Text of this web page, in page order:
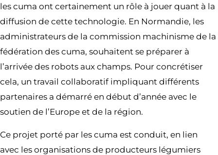
les cuma ont certainement un rôle à jouer quant à la
diffusion de cette technologie. En Normandie, les
administrateurs de la commission machinisme de la
fédération des cuma, souhaitent se préparer à
l’arrivée des robots aux champs. Pour concrétiser
cela, un travail collaboratif impliquant différents
partenaires a démarré en début d’année avec le
soutien de l’Europe et de la région.
Ce projet porté par les cuma est conduit, en lien
avec les organisations de producteurs légumiers